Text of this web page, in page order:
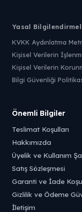
Yasal
KVKK Aydınlatma
Kişisel Verilerin
Kişisel Verilerin
Bilgi Güvenliği
Önemli Bilgiler
Teslimat Koşulları
Hakkımızda
Üyelik ve Kullanım
Satış Sözleşmesi
Garanti ve İade
Gizlilik ve Ödeme
İletişim